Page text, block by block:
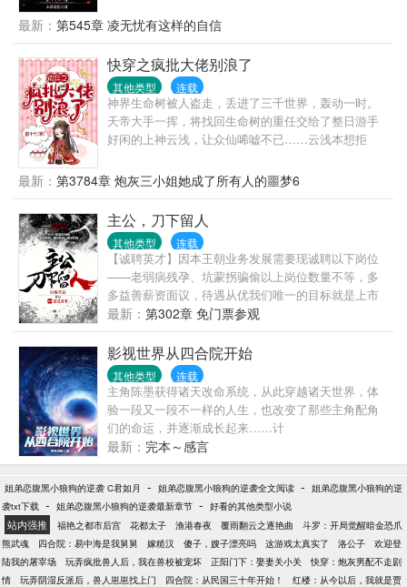
理局不去那是傻子！不就是做个梦吗，为毛茸茸服
务，她很乐意！
穷呢？后来疯子成为了一名光荣的警察，嘴上说着“这
钱少事多的破工作谁爱干谁干”，但破案追凶永远冲第
一。刑警大队的队长看着满桌子的投诉单，日日天人
交战，爱恨纠缠：问，徒儿太会惹事了，想抄她鱿鱼
但是舍不得怎么破？人美钱多的大少爷时垣每日对她
贴心问候：“再不找男朋友你就老了。”凌无忧：“关你
屁事？”时垣：“。”---非传统良善女主X绿茶男主女主会
成长，现实向爽文，只虐渣
最新： 第545章 凌无忧有这样的自信
快穿之疯批大佬别浪了
其他类型 连载
神界生命树被人盗走，丢进了三千世界，轰动一时。
天帝大手一挥，将找回生命树的重任交给了整日游手
好闲的上神云浅，让众仙唏嘘不已……云浅本想拒
大，别浪了！位面又要被你搞崩了！”云浅：“慌什么，
本上神自有分寸。”说着，将天道拎出来揍了一
顿……“那个是男主！不能杀！”“慌什么，本上神自有
分寸。”话音未落，男主已经凉凉了……
最新： 第3784章 炮灰三小姐她成了所有人的噩梦6
主公，刀下留人
其他类型 连载
【诚聘英才】因本王朝业务发展需要现诚聘以下岗位
——老弱病残孕、坑蒙拐骗偷以上岗位数量不等，多
多益善薪资面议，待遇从优我们唯一的目标就是上市
成为全球唯一王朝！有意者请联系XX国XX郡XX县城
外仅一颗脑袋的张女士联系方式：onethree，
onethree，oneonethree。———————意外觉醒自
我意识的NPC张泱伪装人类玩家十几载，扛着恐怖通
胀，当牛做马十几年终于买了一块荒地。欢欢喜喜拿
着地契去官方登记，不料赶上服务器闪崩。再睁眼
——好消息，地契没丢。坏消息，荒地全是红名。更
坏的消息，她现在只剩一颗头，身体各自在地上躺
着。张泱：“……天杀的！”———————【姓名】：
———————PS：已完结种田争霸文《退下，让朕
来》（简体出版）、《女帝直播攻略》，休闲慢穿大
佬文《大佬退休之后》。
最新： 第302章 免门票参观
影视世界从四合院开始
其他类型 连载
主角陈墨获得诸天改命系统，从此穿越诸天世界，体
验一段又一段不一样的人生，也改变了那些主角配角
们的命运，并逐渐成长起来……计
划、、、、、、、、、、、等等。前中期以都市、年
代、古装历史为主，尽量不加入仙侠神话。欢迎在最
新章节评论区提供影视剧，只要热门有话题度，都可
以考虑加上……已完结：正在写：
最新： 完本～感言
姐弟恋腹黑小狼狗的逆袭 C君如月 - 姐弟恋腹黑小狼狗的逆袭全文阅读 - 姐弟恋腹黑小狼狗的逆
袭txt下载 - 姐弟恋腹黑小狼狗的逆袭最新章节 - 好看的其他类型小说
站内强推 福艳之都市后宫 花都太子 渔港春夜 覆雨翻云之逐艳曲
斗罗：开局觉醒暗金恐爪
熊武魂
四合院：易中海是我舅舅 嫁糙汉 傻子，嫂子漂亮吗 这游戏太真实了 洛公子
欢迎登
陆我的屠宰场
玩弄疯批兽人后，我在兽校被宠坏 正阳门下：娶妻关小关
快穿：炮灰男配不走剧
情
玩弄阴湿反派后，兽人崽崽找上门 四合院：从民国三十年开始！
红楼：从今以后，我就是贾